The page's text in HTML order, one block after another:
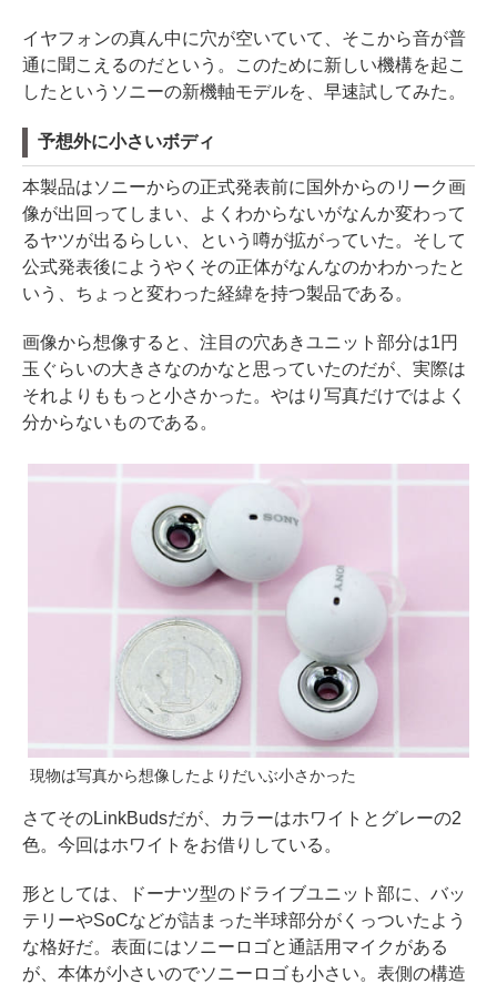
イヤフォンの真ん中に穴が空いていて、そこから音が普
通に聞こえるのだという。このために新しい機構を起こ
したというソニーの新機軸モデルを、早速試してみた。
予想外に小さいボディ
本製品はソニーからの正式発表前に国外からのリーク画
像が出回ってしまい、よくわからないがなんか変わって
るヤツが出るらしい、という噂が拡がっていた。そして
公式発表後にようやくその正体がなんなのかわかったと
いう、ちょっと変わった経緯を持つ製品である。
画像から想像すると、注目の穴あきユニット部分は1円
玉ぐらいの大きさなのかなと思っていたのだが、実際は
それよりももっと小さかった。やはり写真だけではよく
分からないものである。
現物は写真から想像したよりだいぶ小さかった
さてそのLinkBudsだが、カラーはホワイトとグレーの2
色。今回はホワイトをお借りしている。
形としては、ドーナツ型のドライブユニット部に、バッ
テリーやSoCなどが詰まった半球部分がくっついたよう
な格好だ。表面にはソニーロゴと通話用マイクがある
が、本体が小さいのでソニーロゴも小さい。表側の構造